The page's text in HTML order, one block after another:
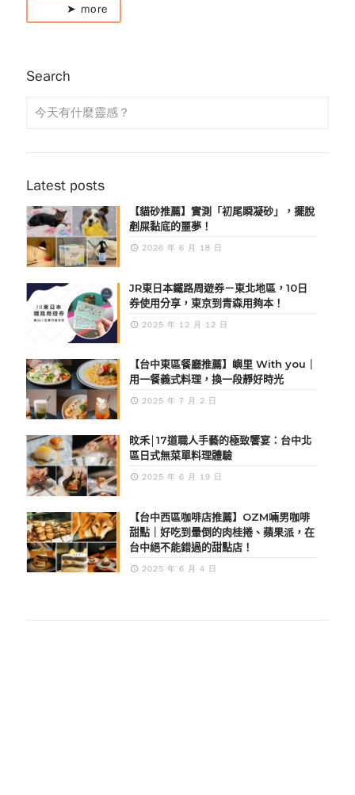
➤ more
Search
Latest posts
【貓砂推薦】實測「初尾瞬凝砂」，擺脫
剷屎黏底的噩夢！
2026 年 6 月 18 日
JR東日本鐵路周遊券－東北地區，10日
券使用分享，東京到青森用夠本！
2025 年 12 月 12 日
【台中東區餐廳推薦】嶼里 With you｜
用一餐義式料理，換一段靜好時光
2025 年 7 月 2 日
旼禾│17道職人手藝的極致饗宴：台中北
區日式無菜單料理體驗
2025 年 6 月 19 日
【台中西區咖啡店推薦】OZM啢男咖啡
甜點｜好吃到暈倒的肉桂捲、蘋果派，在
台中絕不能錯過的甜點店！
2025 年 6 月 4 日